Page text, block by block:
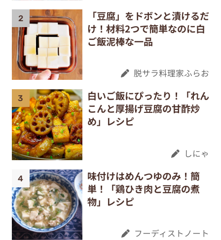
「豆腐」をドボンと漬けるだ
け！材料2つで簡単なのに白
ご飯泥棒な一品
脱サラ料理家ふらお
白いご飯にぴったり！「れん
こんと厚揚げ豆腐の甘酢炒
め」レシピ
しにゃ
味付けはめんつゆのみ！簡
単！「鶏ひき肉と豆腐の煮
物」レシピ
フーディストノート